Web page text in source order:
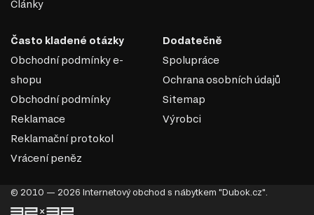
Články
Často kladené otázky
Obchodní podmínky e-
shopu
Obchodní podmínky
Reklamace
Reklamační protokol
Vrácení peněz
Dodatečně
Spolupráce
Ochrana osobních údajů
Sitemap
Výrobci
© 2010 — 2026 Internetový obchod s nábytkem "Dubok.cz".